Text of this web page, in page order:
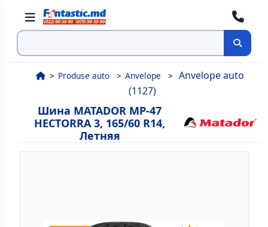
Поиск
Produse auto Anvelope
Anvelope auto
(1127)
Шина MATADOR MP-47
HECTORRA 3, 165/60 R14,
Летняя